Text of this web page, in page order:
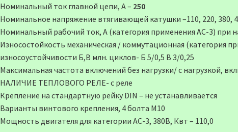
Номинальный ток главной цепи, А – 250
Номинальное напряжение втягивающей катушки –110, 220, 380,
Номинальный рабочий ток, А (категория применения АС-3) при
Износостойкость механическая / коммутационная (категория
износоустойчивости Б,В млн. циклов- Б 5/0,5 В 3/0,25
Максимальная частота включений без нагрузки/ с нагрузкой,
НАЛИЧИЕ ТЕПЛОВОГО РЕЛЕ- с реле
Крепление на стандартную рейку DIN – не устанавливается
Варианты винтового крепления, 4 болта М10
Мощность двигателя для категории АС-3, 380В, Квт – 110,0